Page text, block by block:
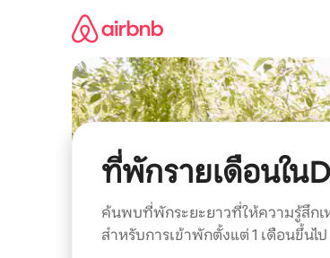
ที่พักรายเดือนใน
ค้นพบที่พักระยะยาวที่ให้ความรู้สึก
สำหรับการเข้าพักตั้งแต่ 1 เดือนขึ้นไป